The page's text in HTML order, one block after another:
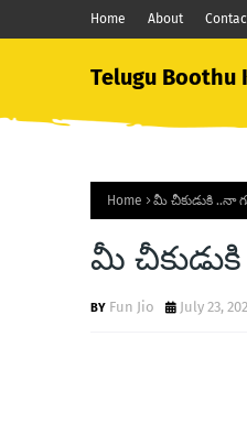
Home About
Telugu Boothu
Home మీ చీకుడుకి
మీ
Fun Jio July 23,